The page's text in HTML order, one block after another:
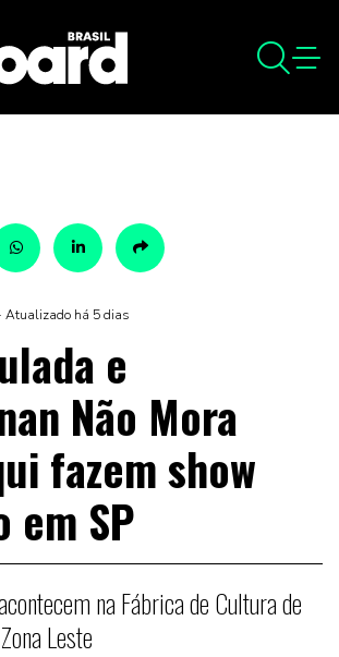
Atualizado há 5 dias
e
Não Mora
fazem show
SP
na Fábrica de Cultura de
Leste